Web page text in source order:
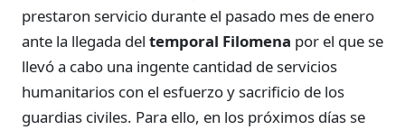
prestaron servicio durante el pasado mes de enero
ante la llegada del temporal Filomena por el que se
llevó a cabo una ingente cantidad de servicios
humanitarios con el esfuerzo y sacrificio de los
guardias civiles. Para ello, en los próximos días se